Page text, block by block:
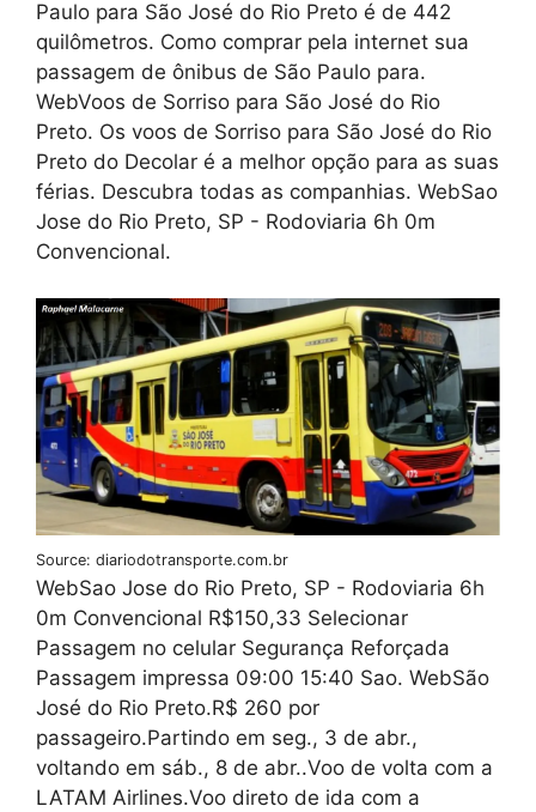
Paulo para São José do Rio Preto é de 442
quilômetros. Como comprar pela internet sua
passagem de ônibus de São Paulo para.
WebVoos de Sorriso para São José do Rio
Preto. Os voos de Sorriso para São José do Rio
Preto do Decolar é a melhor opção para as suas
férias. Descubra todas as companhias. WebSao
Jose do Rio Preto, SP - Rodoviaria 6h 0m
Convencional.
Source: diariodotransporte.com.br
WebSao Jose do Rio Preto, SP - Rodoviaria 6h
0m Convencional R$150,33 Selecionar
Passagem no celular Segurança Reforçada
Passagem impressa 09:00 15:40 Sao. WebSão
José do Rio Preto.R$ 260 por
passageiro.Partindo em seg., 3 de abr.,
voltando em sáb., 8 de abr..Voo de volta com a
LATAM Airlines.Voo direto de ida com a